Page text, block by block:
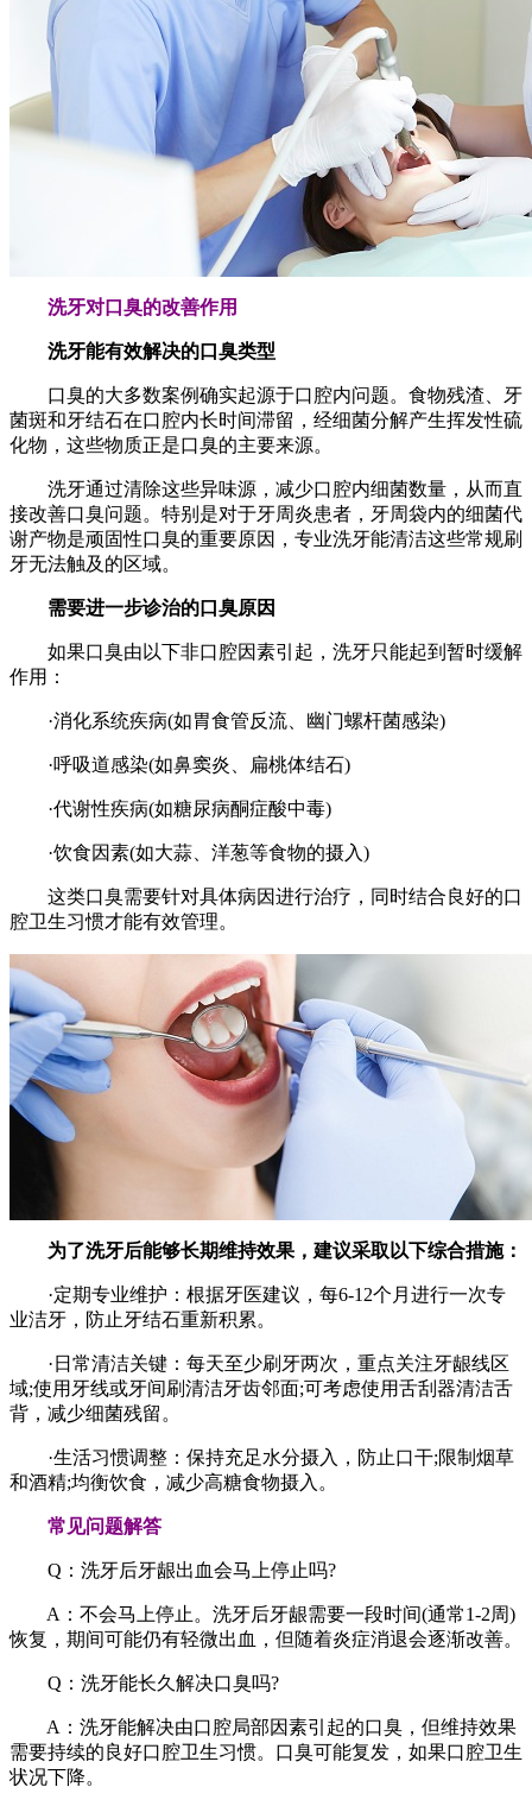
洗牙对口臭的改善作用
洗牙能有效解决的口臭类型
口臭的大多数案例确实起源于口腔内问题。食物残渣、牙
菌斑和牙结石在口腔内长时间滞留，经细菌分解产生挥发性硫
化物，这些物质正是口臭的主要来源。
洗牙通过清除这些异味源，减少口腔内细菌数量，从而直
接改善口臭问题。特别是对于牙周炎患者，牙周袋内的细菌代
谢产物是顽固性口臭的重要原因，专业洗牙能清洁这些常规刷
牙无法触及的区域。
需要进一步诊治的口臭原因
如果口臭由以下非口腔因素引起，洗牙只能起到暂时缓解
作用：
·消化系统疾病(如胃食管反流、幽门螺杆菌感染)
·呼吸道感染(如鼻窦炎、扁桃体结石)
·代谢性疾病(如糖尿病酮症酸中毒)
·饮食因素(如大蒜、洋葱等食物的摄入)
这类口臭需要针对具体病因进行治疗，同时结合良好的口
腔卫生习惯才能有效管理。
为了洗牙后能够长期维持效果，建议采取以下综合措施：
·定期专业维护：根据牙医建议，每6-12个月进行一次专
业洁牙，防止牙结石重新积累。
·日常清洁关键：每天至少刷牙两次，重点关注牙龈线区
域;使用牙线或牙间刷清洁牙齿邻面;可考虑使用舌刮器清洁舌
背，减少细菌残留。
·生活习惯调整：保持充足水分摄入，防止口干;限制烟草
和酒精;均衡饮食，减少高糖食物摄入。
常见问题解答
Q：洗牙后牙龈出血会马上停止吗?
A：不会马上停止。洗牙后牙龈需要一段时间(通常1-2周)
恢复，期间可能仍有轻微出血，但随着炎症消退会逐渐改善。
Q：洗牙能长久解决口臭吗?
A：洗牙能解决由口腔局部因素引起的口臭，但维持效果
需要持续的良好口腔卫生习惯。口臭可能复发，如果口腔卫生
状况下降。